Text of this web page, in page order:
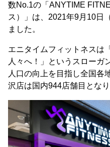
数No.1の「ANYTIME
ス）」は、2021年9月10日
ました。
エニタイムフィットネスは
人々へ！」というスローガ
人口の向上を目指し全国各
沢店は国内944店舗目となり